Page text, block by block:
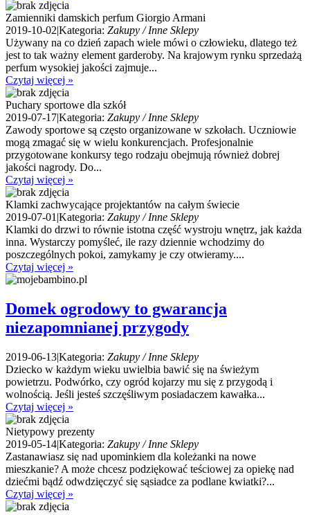
Zamienniki damskich perfum Giorgio Armani
2019-10-02|Kategoria: Zakupy / Inne Sklepy
Używany na co dzień zapach wiele mówi o człowieku, dlatego też
jest to tak ważny element garderoby. Na krajowym rynku sprzedażą
perfum wysokiej jakości zajmuje...
Czytaj więcej »
Puchary sportowe dla szkół
2019-07-17|Kategoria: Zakupy / Inne Sklepy
Zawody sportowe są często organizowane w szkołach. Uczniowie
mogą zmagać się w wielu konkurencjach. Profesjonalnie
przygotowane konkursy tego rodzaju obejmują również dobrej
jakości nagrody. Do...
Czytaj więcej »
Klamki zachwycające projektantów na całym świecie
2019-07-01 |Kategoria: Zakupy / Inne Sklepy
Klamki do drzwi to równie istotna część wystroju wnętrz, jak każda
inna. Wystarczy pomyśleć, ile razy dziennie wchodzimy do
poszczególnych pokoi, zamykamy je czy otwieramy....
Czytaj więcej »
Domek ogrodowy to gwarancja
niezapomnianej przygody
2019-06-13|Kategoria: Zakupy / Inne Sklepy
Dziecko w każdym wieku uwielbia bawić się na świeżym
powietrzu. Podwórko, czy ogród kojarzy mu się z przygodą i
wolnością. Jeśli jesteś szczęśliwym posiadaczem kawałka...
Czytaj więcej »
Nietypowy prezenty
2019-05-14|Kategoria: Zakupy / Inne Sklepy
Zastanawiasz się nad upominkiem dla koleżanki na nowe
mieszkanie? A może chcesz podziękować teściowej za opiekę nad
dziećmi bądź odwdzięczyć się sąsiadce za podlane kwiatki?...
Czytaj więcej »